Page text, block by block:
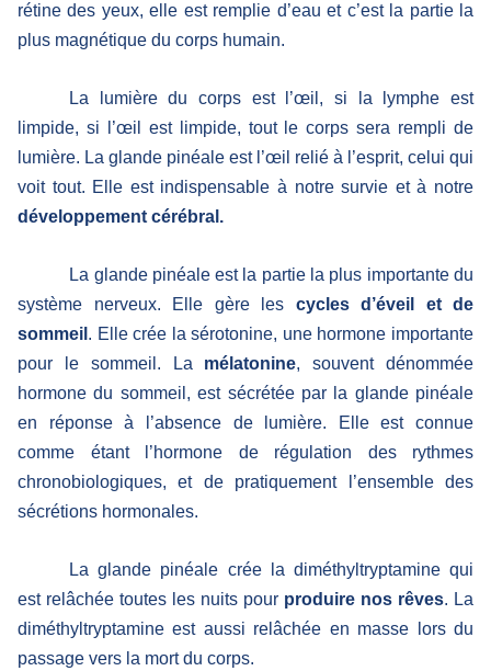
rétine des yeux, elle est remplie d’eau et c’est la partie la
plus magnétique du corps humain.
La lumière du corps est l’œil, si la lymphe est
limpide, si l’œil est limpide, tout le corps sera rempli de
lumière. La glande pinéale est l’œil relié à l’esprit, celui qui
voit tout. Elle est indispensable à notre survie et à notre
développement cérébral.
La glande pinéale est la partie la plus importante du
système nerveux. Elle gère les cycles d’éveil et de
sommeil . Elle crée la sérotonine, une hormone importante
pour le sommeil. La mélatonine, souvent dénommée
hormone du sommeil, est sécrétée par la glande pinéale
en réponse à l’absence de lumière. Elle est connue
comme étant l’hormone de régulation des rythmes
chronobiologiques, et de pratiquement l’ensemble des
sécrétions hormonales.
La glande pinéale crée la diméthyltryptamine qui
est relâchée toutes les nuits pour produire nos rêves. La
diméthyltryptamine est aussi relâchée en masse lors du
passage vers la mort du corps.